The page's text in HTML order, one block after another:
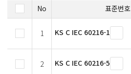
No 표준번호
1 KS C IEC 60216-1
2 KS C IEC 60216-5